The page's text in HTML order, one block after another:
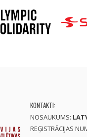
KONTAKTI:
NOSAUKUMS:
REĢISTRĀCIJAS